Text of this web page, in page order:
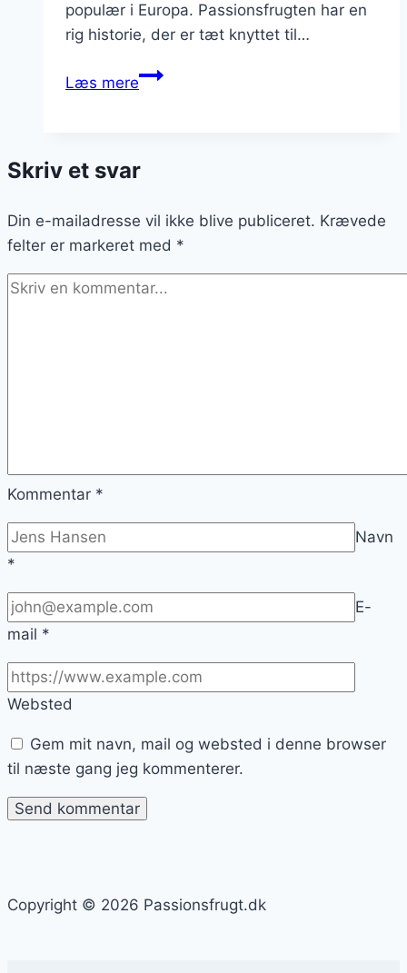
populær i Europa. Passionsfrugten har en
rig historie, der er tæt knyttet til…
Læs merePassionsfrugt
opskrift
Skriv et svar
Din e-mailadresse vil ikke blive publiceret. Krævede
felter er markeret med *
Kommentar *
Navn
*
E-
mail *
Websted
Gem mit navn, mail og websted i denne browser
til næste gang jeg kommenterer.
Copyright © 2026 Passionsfrugt.dk